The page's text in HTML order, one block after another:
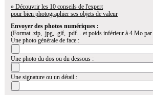
» Découvrir les 10 conseils de l'expert
pour bien photographier ses objets de valeur
Envoyer des photos numériques :
(Format .zip, .jpg, .gif, .pdf... et poids inférieur à 4 Mo
Une photo générale de face :
Une photo du dos ou du dessous :
Une signature ou un détail :